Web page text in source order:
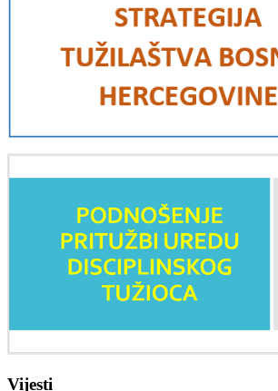
Vijesti